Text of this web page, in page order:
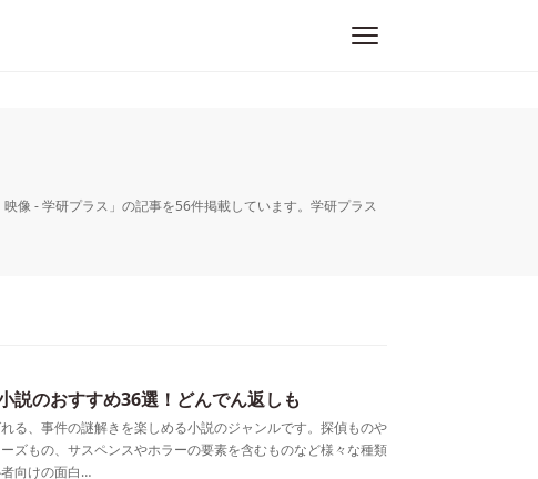
像 - 学研プラス」の記事を56件掲載しています。学研プラス
説のおすすめ36選！どんでん返しも
る、事件の謎解きを楽しめる小説のジャンルです。探偵ものや
ズもの、サスペンスやホラーの要素を含むものなど様々な種類
向けの面白…